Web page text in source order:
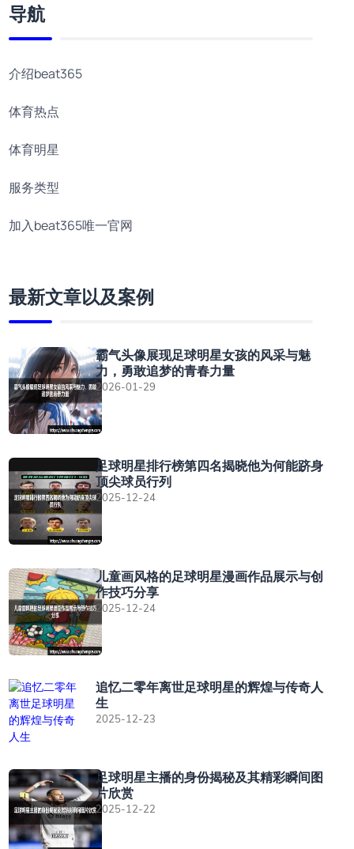
导航
介绍beat365
体育热点
体育明星
服务类型
加入beat365唯一官网
最新文章以及案例
霸气头像展现足球明星女孩的风采与魅
力，勇敢追梦的青春力量
2026-01-29
足球明星排行榜第四名揭晓他为何能跻身
顶尖球员行列
2025-12-24
儿童画风格的足球明星漫画作品展示与创
作技巧分享
2025-12-24
追忆二零年离世足球明星的辉煌与传奇人
生
2025-12-23
足球明星主播的身份揭秘及其精彩瞬间图
片欣赏
2025-12-22